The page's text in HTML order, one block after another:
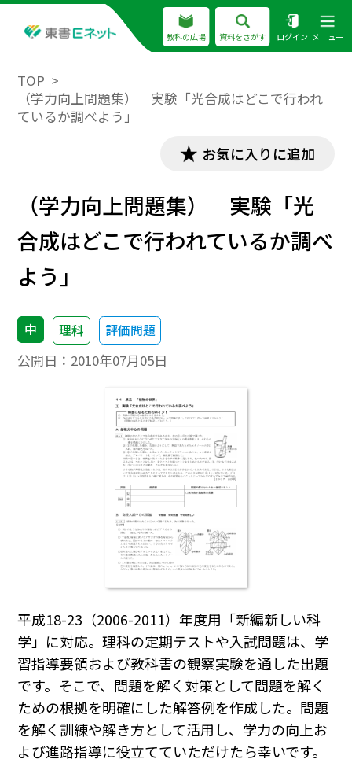
教科の広場 資料をさがす ログイン メニュー
TOP
（学力向上問題集） 実験「光合成はどこで行われ
ているか調べよう」
お気に入りに追加
（学力向上問題集） 実験「光
合成はどこで行われているか調べ
よう」
中 理科 評価問題
公開日： 2010年07月05日
平成18-23（2006-2011）年度用「新編新しい科
学」に対応。理科の定期テストや入試問題は、学
習指導要領および教科書の観察実験を通した出題
です。そこで、問題を解く対策として問題を解く
ための根拠を明確にした解答例を作成した。問題
を解く訓練や解き方として活用し、学力の向上お
よび進路指導に役立てていただけたら幸いです。